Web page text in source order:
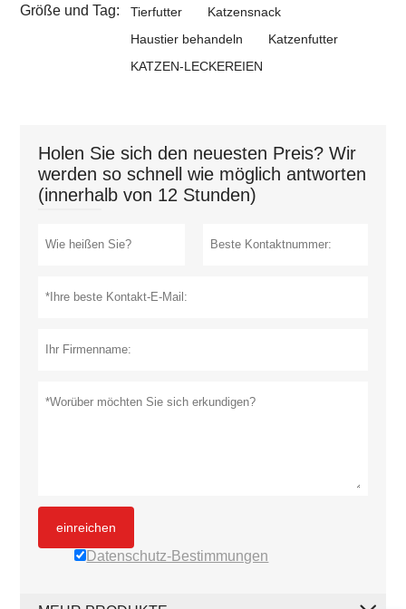
Größe und Tag: Tierfutter
Katzensnack
Haustier behandeln
Katzenfutter
KATZEN-LECKEREIEN
Holen Sie sich den neuesten Preis? Wir
werden so schnell wie möglich antworten
(innerhalb von 12 Stunden)
einreichen
Datenschutz-Bestimmungen